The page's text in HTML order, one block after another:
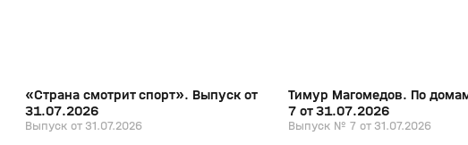
«Страна смотрит спорт». Выпуск от
31.07.2026
Выпуск от 31.07.2026
Тимур Магомедов. По
7 от 31.07.2026
Выпуск № 7 от 31.07.2026